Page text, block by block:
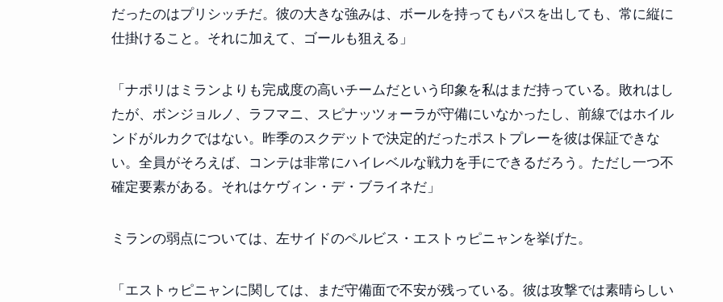
だったのはプリシッチだ。彼の大きな強みは、ボールを持ってもパスを出しても、常に縦に
仕掛けること。それに加えて、ゴールも狙える」
「ナポリはミランよりも完成度の高いチームだという印象を私はまだ持っている。敗れはし
たが、ボンジョルノ、ラフマニ、スピナッツォーラが守備にいなかったし、前線ではホイル
ンドがルカクではない。昨季のスクデットで決定的だったポストプレーを彼は保証できな
い。全員がそろえば、コンテは非常にハイレベルな戦力を手にできるだろう。ただし一つ不
確定要素がある。それはケヴィン・デ・ブライネだ」
ミランの弱点については、左サイドのペルビス・エストゥピニャンを挙げた。
「エストゥピニャンに関しては、まだ守備面で不安が残っている。彼は攻撃では素晴らしい